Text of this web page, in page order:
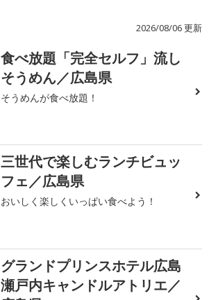
2026/08/06 更新
食べ放題「完全セルフ」流し
そうめん／広島県
そうめんが食べ放題！
三世代で楽しむランチビュッ
フェ／広島県
おいしく楽しくいっぱい食べよう！
グランドプリンスホテル広島
瀬戸内キャンドルアトリエ／